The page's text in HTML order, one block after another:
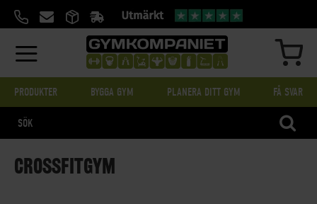
TILL
PRODUKTER BYGGA GYM PLANERA DITT GYM FÅ SVAR
CROSSFITGYM